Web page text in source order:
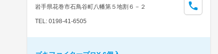
岩手県花巻市石鳥谷町八幡第５地割６－２
TEL: 0198-41-6505